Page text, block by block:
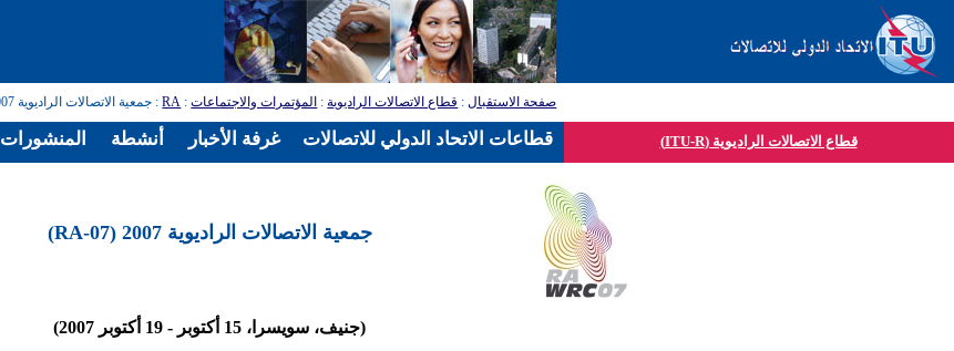
صفحة الاستقبال: قطاع الاتصالات الراديوية: المؤتمرات والاجتماعات:
RA: جمعية الاتصالات الراديوية 2007 (RA-07)
قطاع الاتصالات الراديوية (ITU-R)
جمعية الاتصالات الراديوية 2007 (RA-07)
(جنيف، سويسرا، 15 أكتوبر - 19 أكتوبر 2007)
المنشورات أنشطة غرفة الأخبار قطاعات الاتحاد الدولي للاتصالات